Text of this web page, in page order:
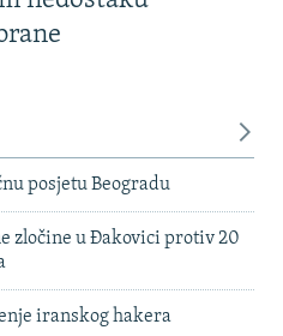
posjetu Beogradu
zločine u Đakovici protiv 20
iranskog hakera